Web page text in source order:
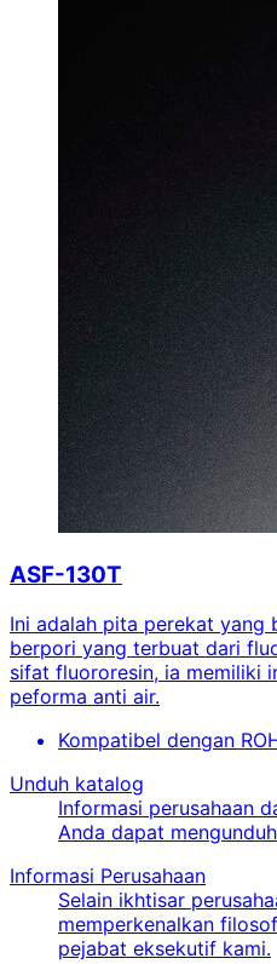
ASF-130T
Ini adalah pita perekat yang
berpori yang terbuat dari
sifat fluororesin, ia memiliki
peforma anti air.
Kompatibel dengan
Unduh katalog
Informasi perusahaan
Anda dapat
Informasi Perusahaan
Selain ikhtisar
memperkenalkan
pejabat eksekutif kami.